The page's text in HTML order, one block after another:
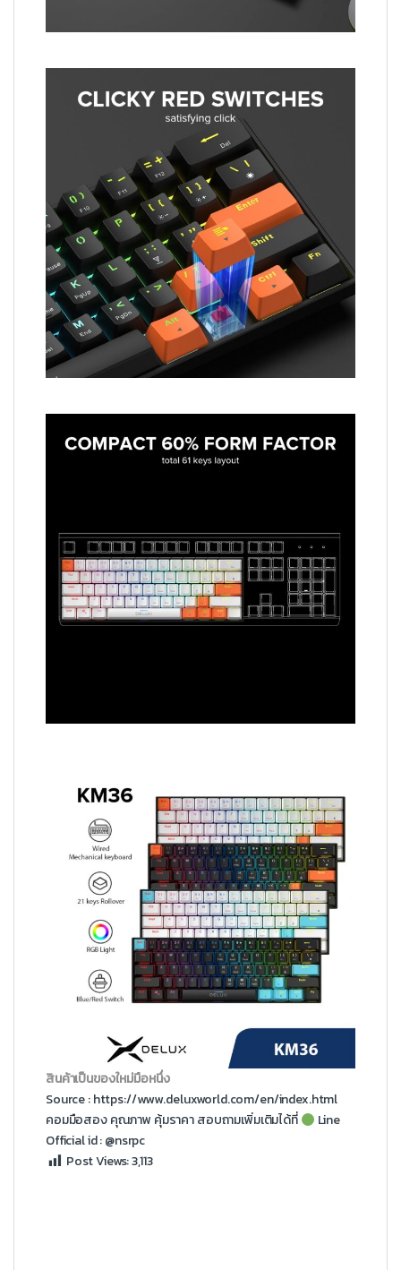
สินค้าเป็นของใหม่มือหนึ่ง
Source :https://www.deluxworld.com/en/index.html
คอมมือสองคุณภาพ คุ้มราคา สอบถามเพิ่มเติมได้ที่
Line
Official id : @nsrpc
Post Views:3,113